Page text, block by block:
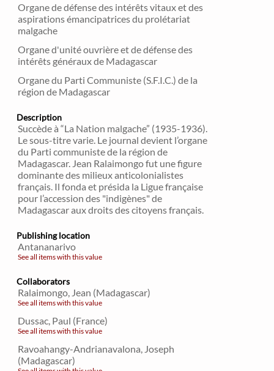
Organe de défense des intérêts vitaux et des
aspirations émancipatrices du prolétariat
malgache
Organe d'unité ouvrière et de défense des
intérêts généraux de Madagascar
Organe du Parti Communiste (S.F.I.C.) de la
région de Madagascar
Description
Succède à “La Nation malgache” (1935-1936).
Le sous-titre varie. Le journal devient l’organe
du Parti communiste de la région de
Madagascar. Jean Ralaimongo fut une figure
dominante des milieux anticolonialistes
français. Il fonda et présida la Ligue française
pour l’accession des "indigènes" de
Madagascar aux droits des citoyens français.
Publishing location
Antananarivo
See all items with this value
Collaborators
Ralaimongo, Jean (Madagascar)
See all items with this value
Dussac, Paul (France)
See all items with this value
Ravoahangy-Andrianavalona, Joseph
(Madagascar)